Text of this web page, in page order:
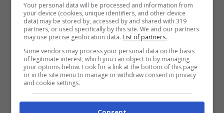
A questo punto ci si aspetta che Mahmood
recupererà questa mancata ospitata nel
Your personal data will be processed and information from
your device (cookies, unique identifiers, and other device
data) may be stored by, accessed by and shared with 319
partners, or used specifically by this site. We and our partners
may use precise geolocation data. List of partners.
Some vendors may process your personal data on the basis
of legitimate interest, which you can object to by managing
your options below. Look for a link at the bottom of this page
or in the site menu to manage or withdraw consent in privacy
and cookie settings.